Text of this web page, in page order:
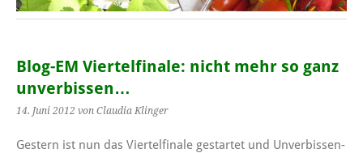
Blog-EM Viertelfinale: nicht mehr so ganz
unverbissen…
14. Juni 2012 von Claudia Klinger
Gestern ist nun das Viertelfinale gestartet und Unverbissen-